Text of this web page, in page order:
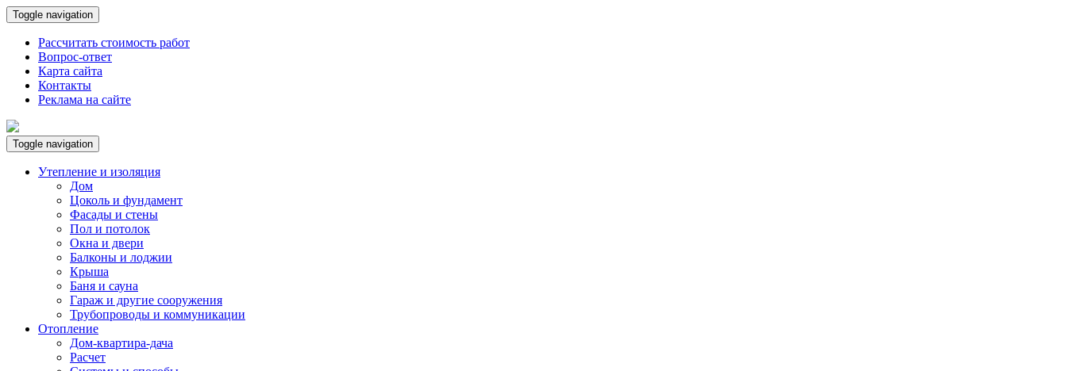
Toggle navigation
Рассчитать стоимость работ
Вопрос-ответ
Карта сайта
Контакты
Реклама на сайте
Toggle navigation
Утепление и изоляция
Дом
Цоколь и фундамент
Фасады и стены
Пол и потолок
Окна и двери
Балконы и лоджии
Крыша
Баня и сауна
Гараж и другие сооружения
Трубопроводы и коммуникации
Отопление
Дом-квартира-дача
Расчет